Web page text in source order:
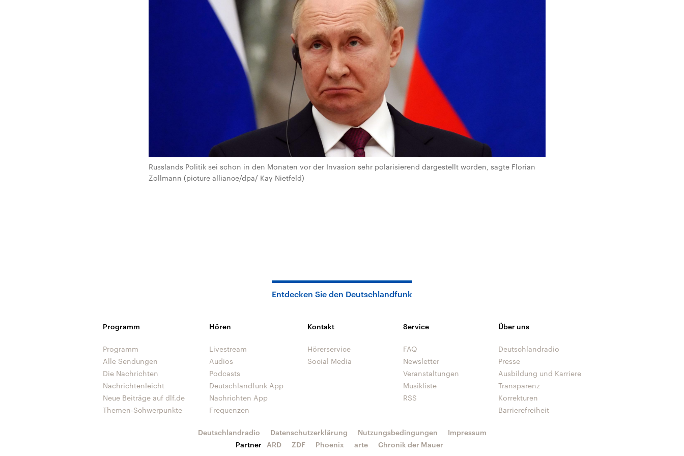
Russlands Politik sei schon in den Monaten vor der Invasion sehr polarisierend dargestellt worden, sagte Florian
Zollmann (picture alliance/dpa/ Kay Nietfeld)
Entdecken Sie den Deutschlandfunk
Programm
Programm
Alle Sendungen
Die Nachrichten
Nachrichtenleicht
Neue Beiträge auf dlf.de
Themen-Schwerpunkte
Hören
Livestream
Audios
Podcasts
Deutschlandfunk App
Nachrichten App
Frequenzen
Kontakt
Hörerservice
Social Media
Service
FAQ
Newsletter
Veranstaltungen
Musikliste
RSS
Über uns
Deutschlandradio
Presse
Ausbildung und Karriere
Transparenz
Korrekturen
Barrierefreiheit
Deutschlandradio Datenschutzerklärung Nutzungsbedingungen
Impressum
Partner
ARD ZDF Phoenix arte Chronik der Mauer